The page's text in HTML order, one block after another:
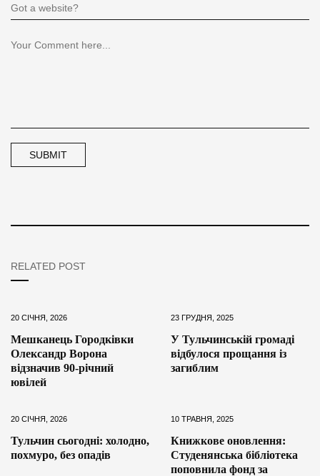
RELATED POST
20 СІЧНЯ, 2026
Мешканець Городківки
Олександр Ворона
відзначив 90-річний
ювілей
23 ГРУДНЯ, 2025
У Тульчинській громаді
відбулося прощання із
загиблим
20 СІЧНЯ, 2026
Тульчин сьогодні: холодно,
похмуро, без опадів
10 ТРАВНЯ, 2025
Книжкове оновлення:
Студенянська бібліотека
поповнила фонд за